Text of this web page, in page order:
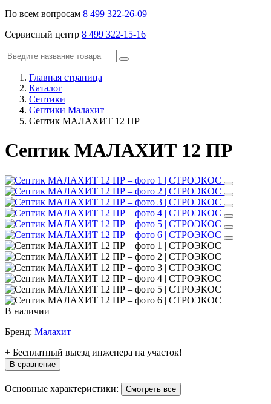
По всем вопросам 8 499 322-26-09
Сервисный центр 8 499 322-15-16
Главная страница
Каталог
Септики
Септики Малахит
Септик МАЛАХИТ 12 ПР
Септик МАЛАХИТ 12 ПР
В наличии
Бренд: Малахит
+ Бесплатный выезд инженера на участок!
В сравнение
Основные характеристики: Смотреть все